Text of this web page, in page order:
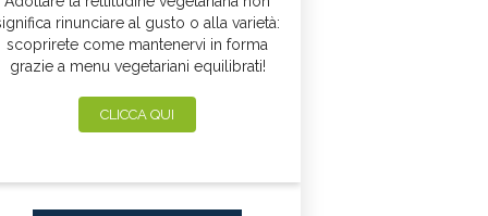
rinunciare al gusto o alla varietà:
scoprirete come mantenervi in forma
grazie a menu vegetariani equilibrati!
CLICCA QUI